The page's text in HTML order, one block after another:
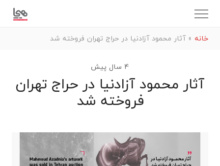
خانه »آثار محمود آزادنیا در حراج تهران فروخته شد
4 سال پیش
آثار محمود آزادنیا در حراج تهران
فروخته شد